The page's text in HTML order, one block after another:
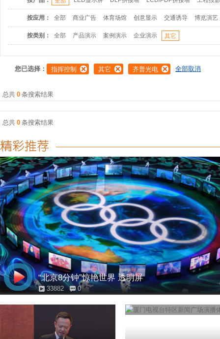
按应用： 全部 商业广告 体育场馆 创意显示 交通诱导 博览演艺
按类别： 全部 产品演示 案例演示 企业演示 其它
您已选择： 指挥控制 其它 齐普光电 全部取消
总共 0 条搜索结果
总共 0 条搜索结果
“北京8分钟”惊艳世界 透明屏
33882 0